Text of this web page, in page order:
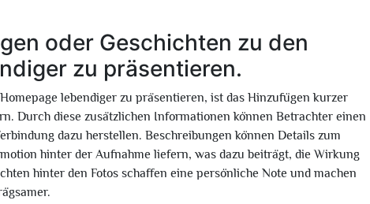
oder Geschichten zu den
zu präsentieren.
lebendiger zu präsentieren, ist das Hinzufügen kurzer
Durch diese zusätzlichen Informationen können Betrachter einen
dazu herstellen. Beschreibungen können Details zum
hinter der Aufnahme liefern, was dazu beiträgt, die Wirkung
hinter den Fotos schaffen eine persönliche Note und machen